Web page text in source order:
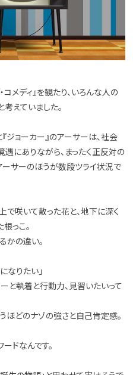
コメディ』を観たり、いろんな人の
考えていました。
『ジョーカー』のアーサーは、社会
にありながら、まったく正反対の
ーサーのほうが数段ツライ状況で
で咲いて散った花と、地下に深く
っこ。
かの違い。
なりたい」
と執着と行動力、見習いたいって
ほどのナゾの強さと自己肯定感。
ドなんです。